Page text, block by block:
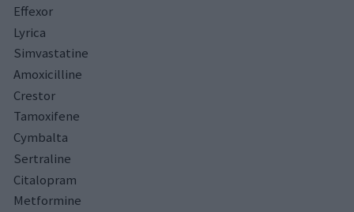
Effexor
Lyrica
Simvastatine
Amoxicilline
Crestor
Tamoxifene
Cymbalta
Sertraline
Citalopram
Metformine